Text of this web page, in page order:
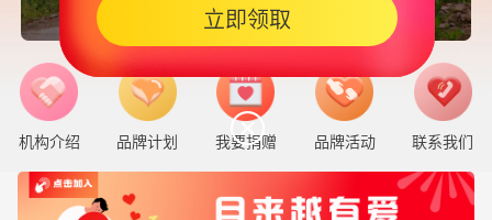
机构介绍 品牌计划 我要捐赠 品牌活动 联系我们
立即领取